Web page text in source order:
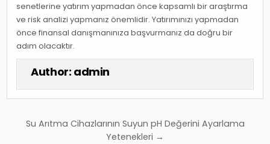
senetlerine yatırım yapmadan önce kapsamlı bir araştırma
ve risk analizi yapmanız önemlidir. Yatırımınızı yapmadan
önce finansal danışmanınıza başvurmanız da doğru bir
adım olacaktır.
Author: admin
Yazı
Su Arıtma Cihazlarının Suyun pH Değerini Ayarlama
Yetenekleri →